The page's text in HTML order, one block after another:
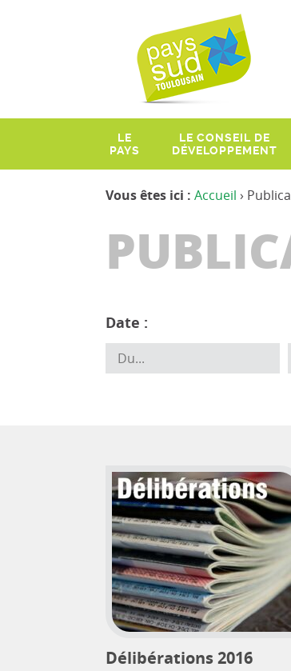
LE
PAYS
LE CONSEIL DE
DÉVELOPPEMENT
Vous êtes ici : Accueil ›
Date :
Délibérations 2016